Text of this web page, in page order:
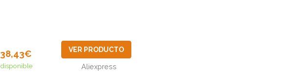
38,43€
disponible
VER PRODUCTO
Aliexpress